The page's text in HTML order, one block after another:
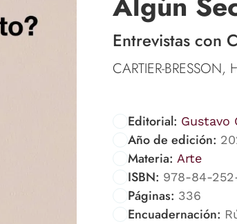
Entrevistas con
CARTIER-BRESSON,
Editorial: Gustavo
Año de edición:
Materia: Arte
ISBN: 978-84-
Páginas: 336
Encuadernación: